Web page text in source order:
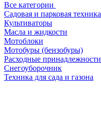
Все категории
Садовая и парковая техника
Культиваторы
Масла и жидкости
Мотоблоки
Мотобуры (бензобуры)
Расходные принадлежности
Снегоуборочник
Техника для сада и газона